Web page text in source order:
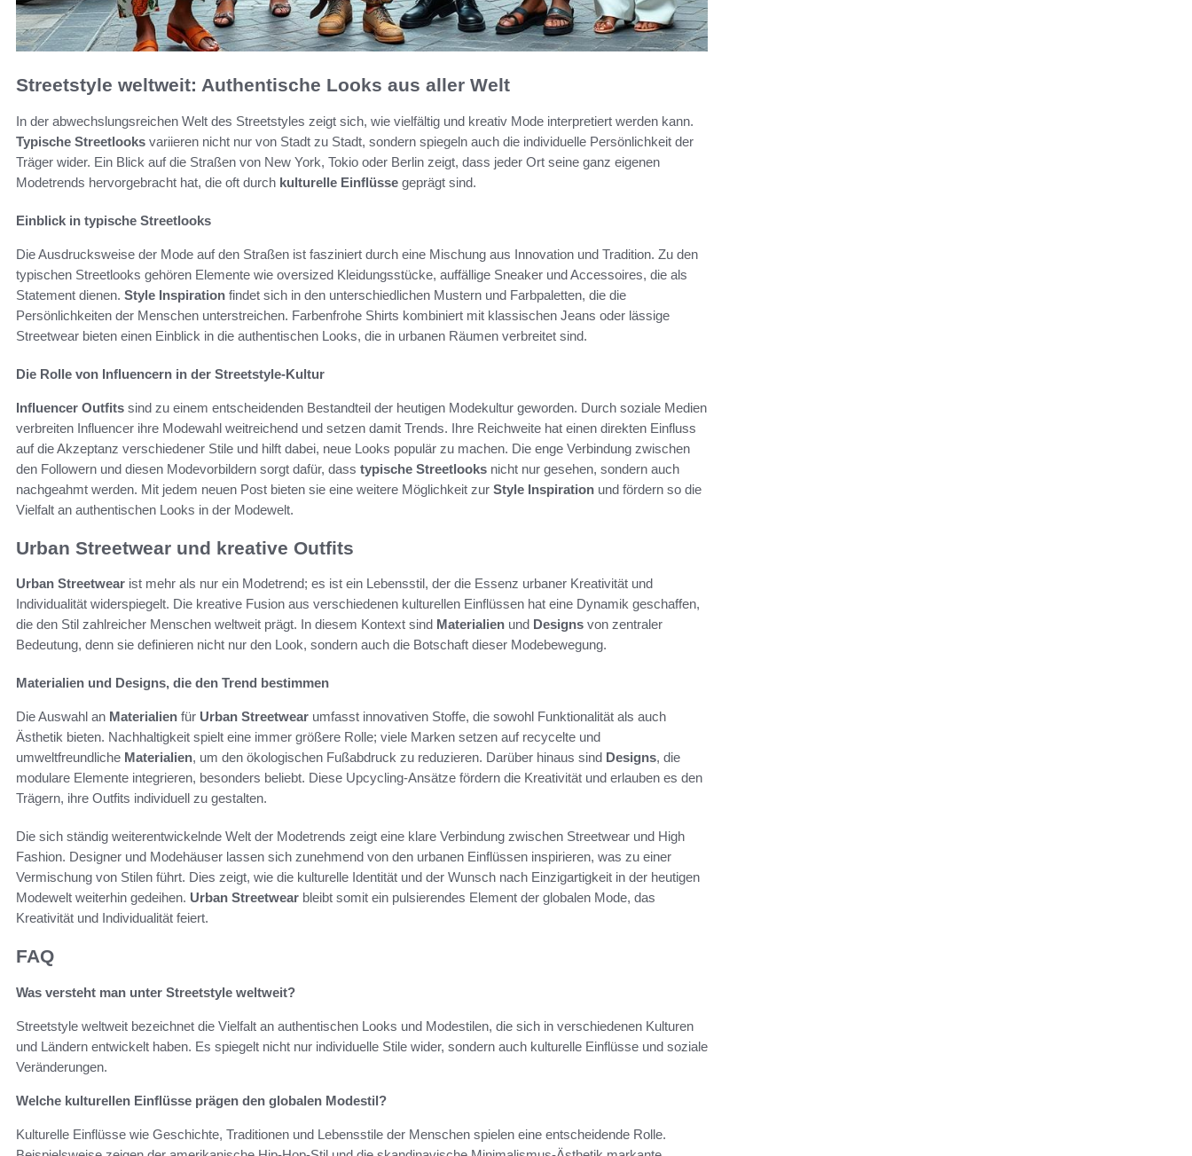
Streetstyle weltweit: Authentische Looks aus aller Welt
In der abwechslungsreichen Welt des Streetstyles zeigt sich, wie vielfältig und kreativ Mode interpretiert werden kann.
Typische Streetlooks variieren nicht nur von Stadt zu Stadt, sondern spiegeln auch die individuelle Persönlichkeit der
Träger wider. Ein Blick auf die Straßen von New York, Tokio oder Berlin zeigt, dass jeder Ort seine ganz eigenen
Modetrends hervorgebracht hat, die oft durch kulturelle Einflüsse geprägt sind.
Einblick in typische Streetlooks
Die Ausdrucksweise der Mode auf den Straßen ist fasziniert durch eine Mischung aus Innovation und Tradition. Zu den
typischen Streetlooks gehören Elemente wie oversized Kleidungsstücke, auffällige Sneaker und Accessoires, die als
Statement dienen. Style Inspiration findet sich in den unterschiedlichen Mustern und Farbpaletten, die die
Persönlichkeiten der Menschen unterstreichen. Farbenfrohe Shirts kombiniert mit klassischen Jeans oder lässige
Streetwear bieten einen Einblick in die authentischen Looks, die in urbanen Räumen verbreitet sind.
Die Rolle von Influencern in der Streetstyle-Kultur
Influencer Outfits sind zu einem entscheidenden Bestandteil der heutigen Modekultur geworden. Durch soziale Medien
verbreiten Influencer ihre Modewahl weitreichend und setzen damit Trends. Ihre Reichweite hat einen direkten Einfluss
auf die Akzeptanz verschiedener Stile und hilft dabei, neue Looks populär zu machen. Die enge Verbindung zwischen
den Followern und diesen Modevorbildern sorgt dafür, dass typische Streetlooks nicht nur gesehen, sondern auch
nachgeahmt werden. Mit jedem neuen Post bieten sie eine weitere Möglichkeit zur Style Inspiration und fördern so die
Vielfalt an authentischen Looks in der Modewelt.
Urban Streetwear und kreative Outfits
Urban Streetwear ist mehr als nur ein Modetrend; es ist ein Lebensstil, der die Essenz urbaner Kreativität und
Individualität widerspiegelt. Die kreative Fusion aus verschiedenen kulturellen Einflüssen hat eine Dynamik geschaffen,
die den Stil zahlreicher Menschen weltweit prägt. In diesem Kontext sind Materialien und Designs von zentraler
Bedeutung, denn sie definieren nicht nur den Look, sondern auch die Botschaft dieser Modebewegung.
Materialien und Designs, die den Trend bestimmen
Die Auswahl an Materialien für Urban Streetwear umfasst innovativen Stoffe, die sowohl Funktionalität als auch
Ästhetik bieten. Nachhaltigkeit spielt eine immer größere Rolle; viele Marken setzen auf recycelte und
umweltfreundliche Materialien, um den ökologischen Fußabdruck zu reduzieren. Darüber hinaus sind Designs, die
modulare Elemente integrieren, besonders beliebt. Diese Upcycling-Ansätze fördern die Kreativität und erlauben es den
Trägern, ihre Outfits individuell zu gestalten.
Die sich ständig weiterentwickelnde Welt der Modetrends zeigt eine klare Verbindung zwischen Streetwear und High
Fashion. Designer und Modehäuser lassen sich zunehmend von den urbanen Einflüssen inspirieren, was zu einer
Vermischung von Stilen führt. Dies zeigt, wie die kulturelle Identität und der Wunsch nach Einzigartigkeit in der heutigen
Modewelt weiterhin gedeihen. Urban Streetwear bleibt somit ein pulsierendes Element der globalen Mode, das
Kreativität und Individualität feiert.
FAQ
Was versteht man unter Streetstyle weltweit?
Streetstyle weltweit bezeichnet die Vielfalt an authentischen Looks und Modestilen, die sich in verschiedenen Kulturen
und Ländern entwickelt haben. Es spiegelt nicht nur individuelle Stile wider, sondern auch kulturelle Einflüsse und soziale
Veränderungen.
Welche kulturellen Einflüsse prägen den globalen Modestil?
Kulturelle Einflüsse wie Geschichte, Traditionen und Lebensstile der Menschen spielen eine entscheidende Rolle.